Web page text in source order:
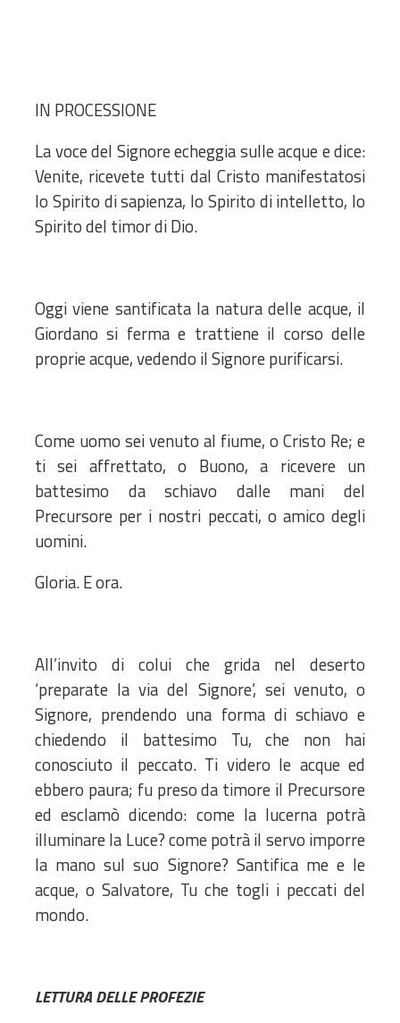
IN PROCESSIONE
La voce del Signore echeggia sulle acque e dice:
Venite, ricevete tutti dal Cristo manifestatosi
lo Spirito di sapienza, lo Spirito di intelletto, lo
Spirito del timor di Dio.
Oggi viene santificata la natura delle acque, il
Giordano si ferma e trattiene il corso delle
proprie acque, vedendo il Signore purificarsi.
Come uomo sei venuto al fiume, o Cristo Re; e
ti sei affrettato, o Buono, a ricevere un
battesimo da schiavo dalle mani del
Precursore per i nostri peccati, o amico degli
uomini.
Gloria. E ora.
All’invito di colui che grida nel deserto
‘preparate la via del Signore’, sei venuto, o
Signore, prendendo una forma di schiavo e
chiedendo il battesimo Tu, che non hai
conosciuto il peccato. Ti videro le acque ed
ebbero paura; fu preso da timore il Precursore
ed esclamò dicendo: come la lucerna potrà
illuminare la Luce? come potrà il servo imporre
la mano sul suo Signore? Santifica me e le
acque, o Salvatore, Tu che togli i peccati del
mondo.
LETTURA DELLE PROFEZIE